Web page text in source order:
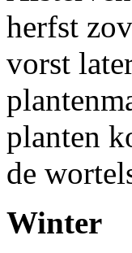
herfst
vorst
planten
de
Winter